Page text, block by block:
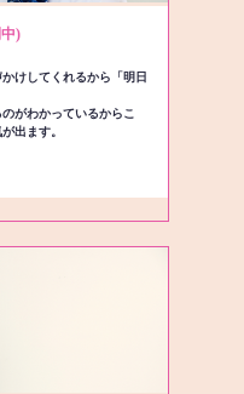
)
けしてくれるから「明日
がわかっているからこ
出ます。